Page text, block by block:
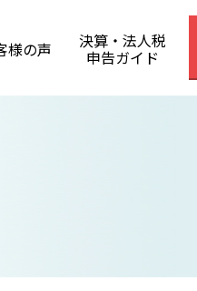
様の声 決算・法人税
申告ガイド